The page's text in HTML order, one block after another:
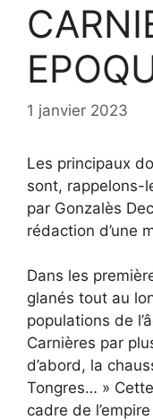
1 janvier 2023
Les principaux
sont, rappelons-
par Gonzalès
rédaction d’une
Dans les
glanés tout au
populations de
Carnières par
d’abord, la
Tongres… »
cadre de